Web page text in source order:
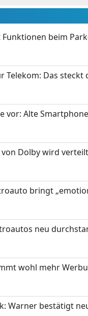
beim
Telekom: Das steckt
vor: Alte
von Dolby wird verteilt
bringt
neu
wohl mehr
Warner bestätigt